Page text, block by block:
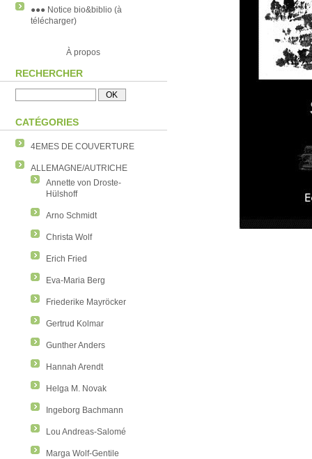
●●● Notice bio&biblio (à
télécharger)
À propos
RECHERCHER
CATÉGORIES
4EMES DE COUVERTURE
ALLEMAGNE/AUTRICHE
Annette von Droste-
Hülshoff
Arno Schmidt
Christa Wolf
Erich Fried
Eva-Maria Berg
Friederike Mayröcker
Gertrud Kolmar
Gunther Anders
Hannah Arendt
Helga M. Novak
Ingeborg Bachmann
Lou Andreas-Salomé
Marga Wolf-Gentile